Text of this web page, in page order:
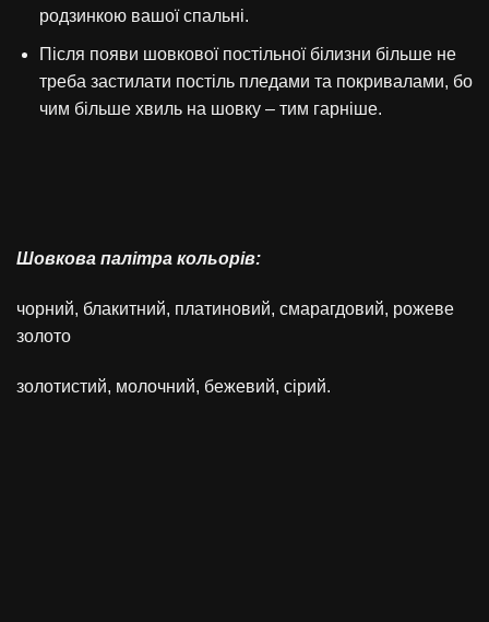
родзинкою вашої спальні.
Після появи шовкової постільної білизни більше не
треба застилати постіль пледами та покривалами, бо
чим більше хвиль на шовку – тим гарніше.
Шовкова палітра кольорів:
чорний, блакитний, платиновий, смарагдовий, рожеве
золото
золотистий, молочний, бежевий, сірий.